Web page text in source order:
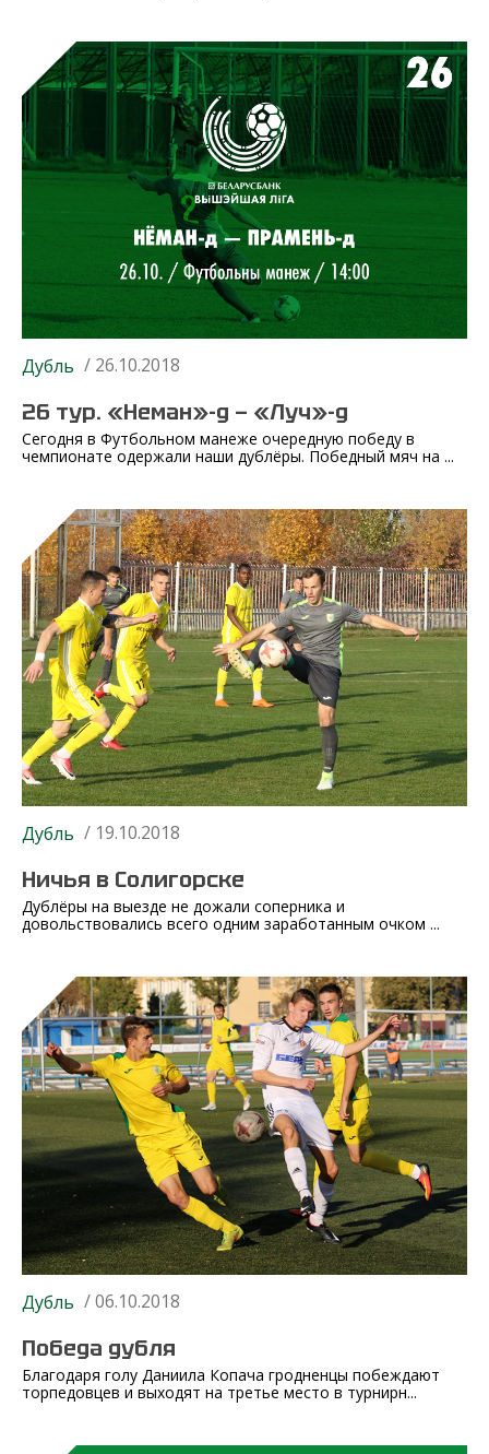
Дубль / 26.10.2018
26 тур. «Неман»-д — «Луч»-д
Сегодня в Футбольном манеже очередную победу в
чемпионате одержали наши дублёры. Победный мяч на ...
Дубль / 19.10.2018
Ничья в Солигорске
Дублёры на выезде не дожали соперника и
довольствовались всего одним заработанным очком ...
Дубль / 06.10.2018
Победа дубля
Благодаря голу Даниила Копача гродненцы побеждают
торпедовцев и выходят на третье место в турнирн...